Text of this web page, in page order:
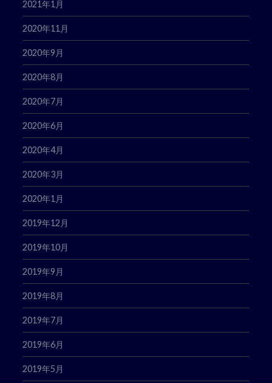
2021年1月
2020年11月
2020年9月
2020年8月
2020年7月
2020年6月
2020年4月
2020年3月
2020年1月
2019年12月
2019年10月
2019年9月
2019年8月
2019年7月
2019年6月
2019年5月